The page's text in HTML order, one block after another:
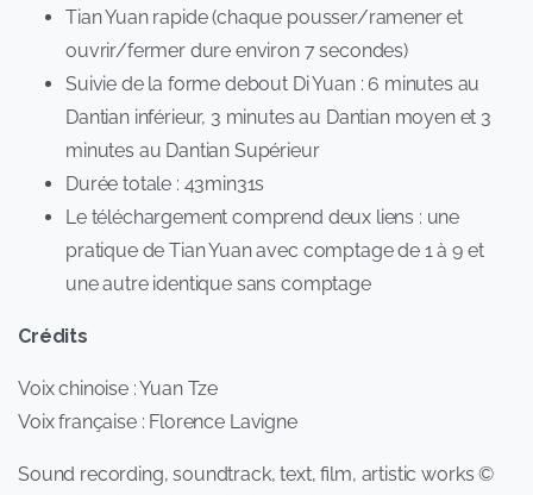
Tian Yuan rapide (chaque pousser/ramener et
ouvrir/fermer dure environ 7 secondes)
Suivie de la forme debout Di Yuan : 6 minutes au
Dantian inférieur, 3 minutes au Dantian moyen et 3
minutes au Dantian Supérieur
Durée totale : 43min31s
Le téléchargement comprend deux liens : une
pratique de Tian Yuan avec comptage de 1 à 9 et
une autre identique sans comptage
Crédits
Voix chinoise : Yuan Tze
Voix française : Florence Lavigne
Sound recording, soundtrack, text, film, artistic works ©